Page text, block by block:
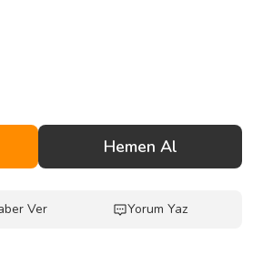
Hemen Al
Ver Yorum Yaz